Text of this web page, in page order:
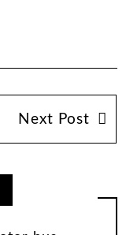
Next Post